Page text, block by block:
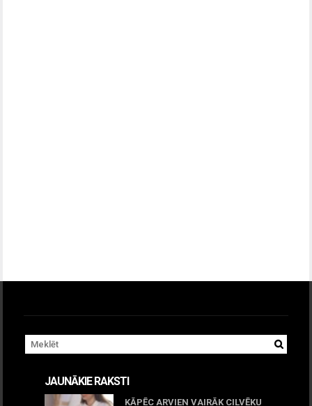
JAUNĀKIE RAKSTI
KĀPĒC ARVIEN VAIRĀK CILVĒKU